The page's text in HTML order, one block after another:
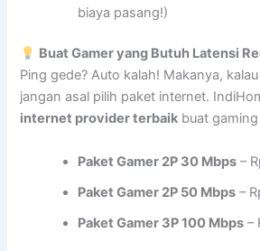
biaya pasang!)
Buat Gamer yang Butuh Latensi
Ping gede? Auto kalah! Makanya,
jangan asal pilih paket internet.
internet provider terbaik buat
Paket Gamer 2P 30 Mbps –
Paket Gamer 2P 50 Mbps –
Paket Gamer 3P 100 Mbps –